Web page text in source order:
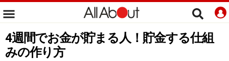
4週間でお金が貯まる人！貯金する仕組
みの作り方